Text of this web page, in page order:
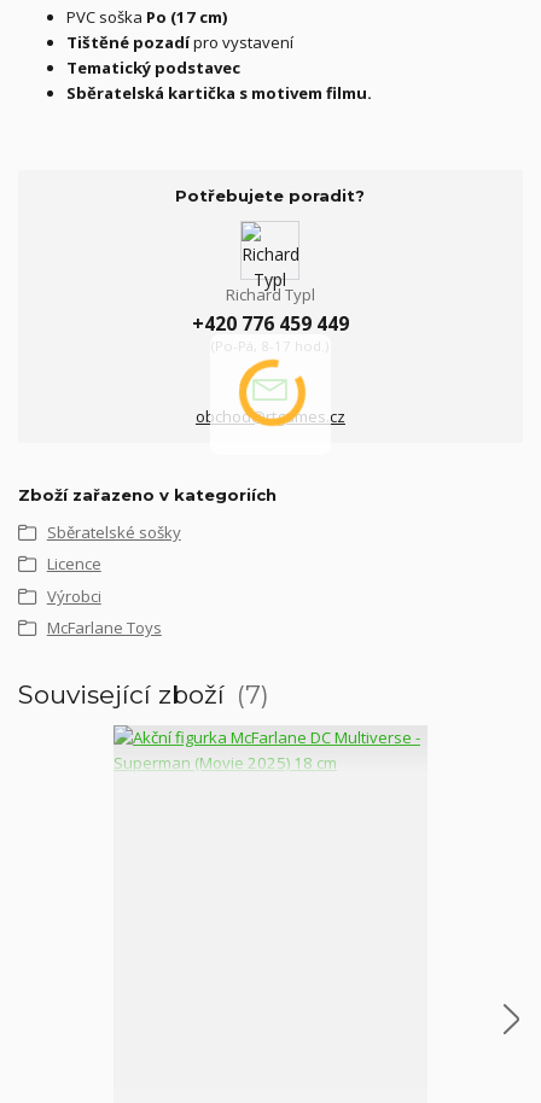
PVC soška Po (17 cm)
Tištěné pozadípro vystavení
Tematický podstavec
Sběratelská kartička s motivem filmu.
Potřebujete poradit?
Richard Typl
+420 776 459 449
(Po-Pá, 8-17 hod.)
obchod@rtgames.cz
Zboží zařazeno v kategoriích
Sběratelské sošky
Licence
Výrobci
McFarlane Toys
Související zboží 7